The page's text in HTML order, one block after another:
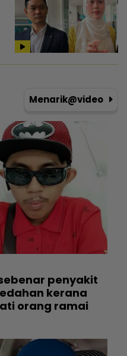
Menarik@video
penyakit
kerana
orang ramai